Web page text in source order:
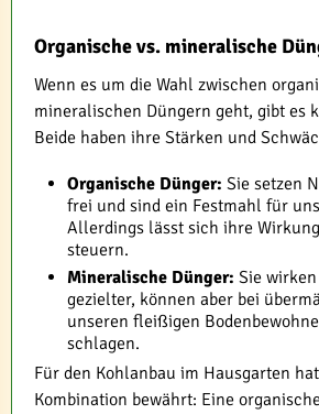
Organische vs. mineralische
Wenn es um die Wahl zwischen
mineralischen Düngern geht, gibt es
Beide haben ihre Stärken und
Organische Dünger: Sie setzen
frei und sind ein Festmahl für
Allerdings lässt sich ihre
steuern.
Mineralische Dünger: Sie
gezielter, können aber bei
unseren fleißigen
schlagen.
Für den Kohlanbau im Hausgarten
Kombination bewährt: Eine